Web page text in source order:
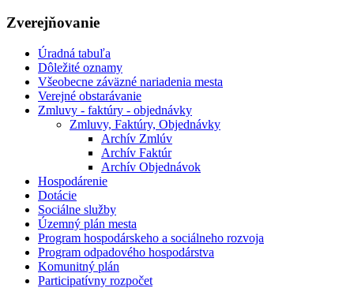
Zverejňovanie
Úradná tabuľa
Dôležité oznamy
Všeobecne záväzné nariadenia mesta
Verejné obstarávanie
Zmluvy - faktúry - objednávky
Zmluvy, Faktúry, Objednávky
Archív Zmlúv
Archív Faktúr
Archív Objednávok
Hospodárenie
Dotácie
Sociálne služby
Územný plán mesta
Program hospodárskeho a sociálneho rozvoja
Program odpadového hospodárstva
Komunitný plán
Participatívny rozpočet